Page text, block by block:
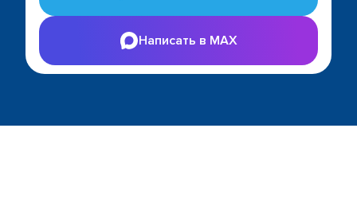
Написать в MAX